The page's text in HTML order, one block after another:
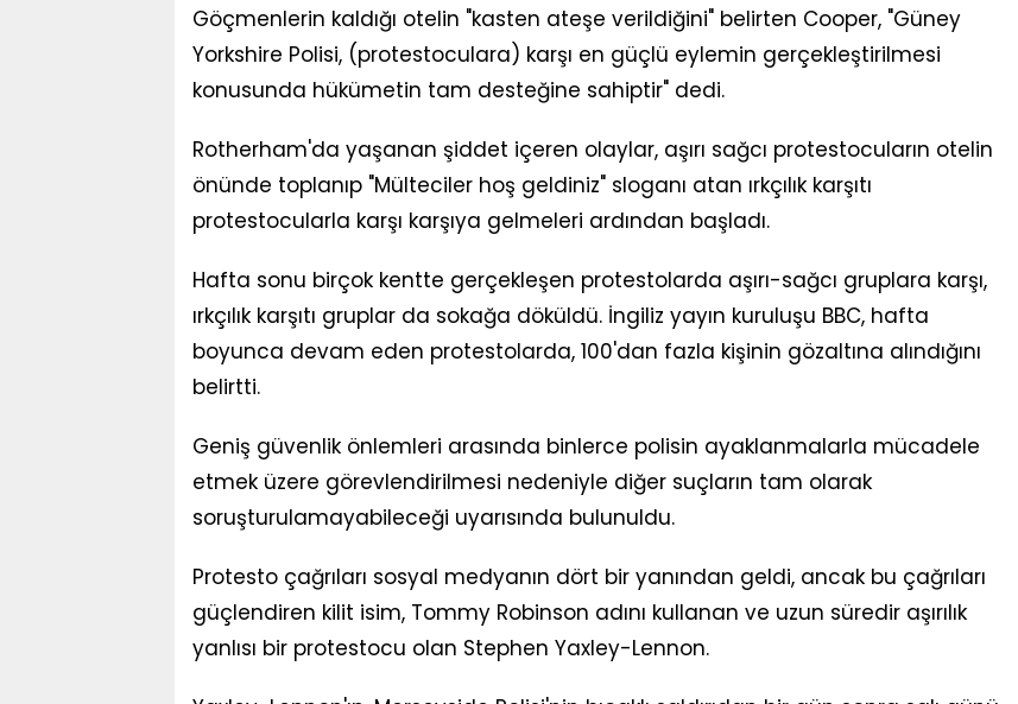
Göçmenlerin kaldığı otelin "kasten ateşe verildiğini" belirten Cooper, "Güney
Yorkshire Polisi, (protestoculara) karşı en güçlü eylemin gerçekleştirilmesi
konusunda hükümetin tam desteğine sahiptir" dedi.
Rotherham'da yaşanan şiddet içeren olaylar, aşırı sağcı protestocuların otelin
önünde toplanıp "Mülteciler hoş geldiniz" sloganı atan ırkçılık karşıtı
protestocularla karşı karşıya gelmeleri ardından başladı.
Hafta sonu birçok kentte gerçekleşen protestolarda aşırı-sağcı gruplara karşı,
ırkçılık karşıtı gruplar da sokağa döküldü. İngiliz yayın kuruluşu BBC, hafta
boyunca devam eden protestolarda, 100'dan fazla kişinin gözaltına alındığını
belirtti.
Geniş güvenlik önlemleri arasında binlerce polisin ayaklanmalarla mücadele
etmek üzere görevlendirilmesi nedeniyle diğer suçların tam olarak
soruşturulamayabileceği uyarısında bulunuldu.
Protesto çağrıları sosyal medyanın dört bir yanından geldi, ancak bu çağrıları
güçlendiren kilit isim, Tommy Robinson adını kullanan ve uzun süredir aşırılık
yanlısı bir protestocu olan Stephen Yaxley-Lennon.